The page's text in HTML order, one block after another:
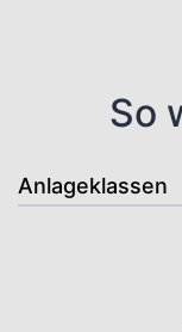
So
Anlageklassen